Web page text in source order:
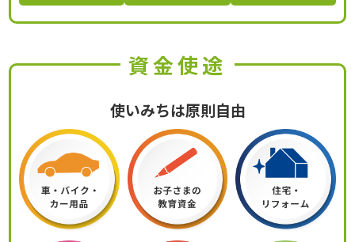
資金使途
使いみちは原則自由